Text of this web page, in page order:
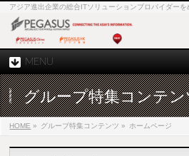
アジア進出企業の総合ITソリューションプロバイダーを
MENU
グループ特集コンテ
HOME » グループ特集コンテンツ » ホームページ